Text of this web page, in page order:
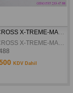
ORJİNAL
MONDIAL CROSS X-TREME-MAX SELE KOLTUK ORJINAL
MONDIAL CROSS X-TREME-MAX SELE KOLTUK ORJINAL
KDV Dahil